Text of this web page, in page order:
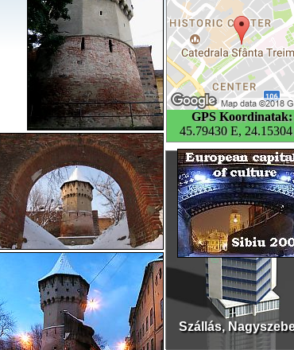
GPS Koordinatak:
45.79430 E,
Szállás,